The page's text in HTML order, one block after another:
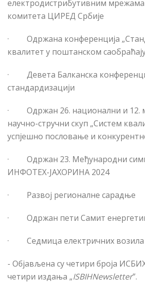
електродистрибутивним
комитета ЦИРЕД Србије
· Одржана конференција
квалитет у поштанском
· Девета Балканска
стандардизацији
· Одржан 26. национални и 12.
научно-стручни скуп „Систем
успјешно пословање и
· Одржан 23. Међународни
ИНФОТЕХ-ЈАХОРИНА 2024
· Развој регионалне сарадње
· Одржан пети Самит
· Седмица електричних
- Објављена су четири броја
четири издања „ISBIHNewsletter”.